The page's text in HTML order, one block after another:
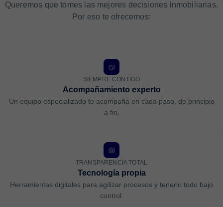
Queremos que tomes las mejores decisiones inmobiliarias.
Por eso te ofrecemos:
SIEMPRE CONTIGO
Acompañamiento experto
Un equipo especializado te acompaña en cada paso, de principio
a fin.
TRANSPARENCIA TOTAL
Tecnología propia
Herramientas digitales para agilizar procesos y tenerlo todo bajo
control.